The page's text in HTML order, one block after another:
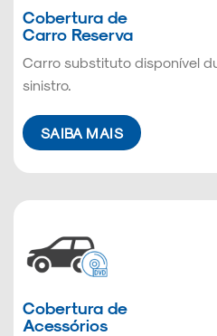
Cobertura de
Carro Reserva
Carro substituto disponível
sinistro.
SAIBA MAIS
Cobertura de
Acessórios